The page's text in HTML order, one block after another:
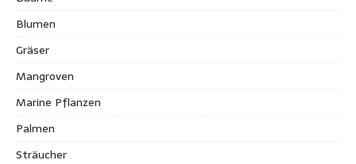
Blumen
Gräser
Mangroven
Marine Pflanzen
Palmen
Sträucher